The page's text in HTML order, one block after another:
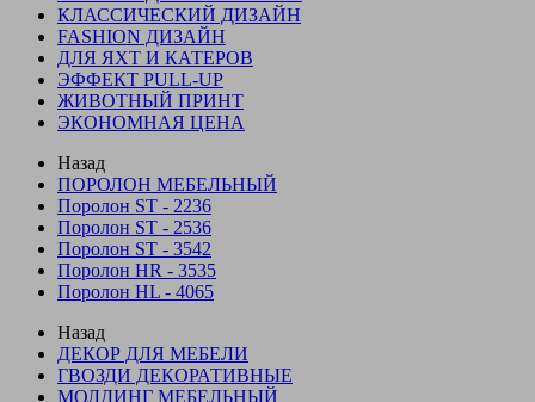
КЛАССИЧЕСКИЙ ДИЗАЙН
FASHION ДИЗАЙН
ДЛЯ ЯХТ И КАТЕРОВ
ЭФФЕКТ PULL-UP
ЖИВОТНЫЙ ПРИНТ
ЭКОНОМНАЯ ЦЕНА
Назад
ПОРОЛОН МЕБЕЛЬНЫЙ
Поролон ST - 2236
Поролон ST - 2536
Поролон ST - 3542
Поролон HR - 3535
Поролон HL - 4065
Назад
ДЕКОР ДЛЯ МЕБЕЛИ
ГВОЗДИ ДЕКОРАТИВНЫЕ
МОЛДИНГ МЕБЕЛЬНЫЙ